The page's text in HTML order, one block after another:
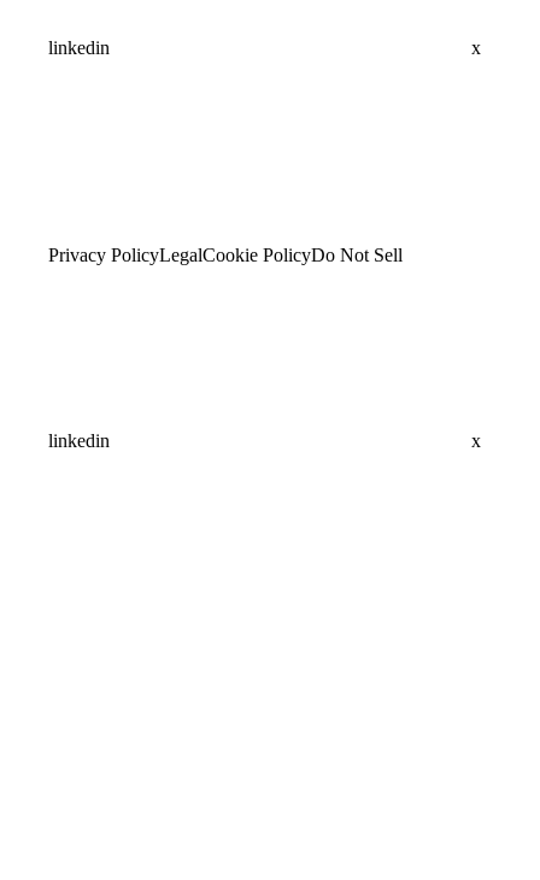
linkedin x
Privacy PolicyLegalCookie PolicyDo Not Sell
linkedin x